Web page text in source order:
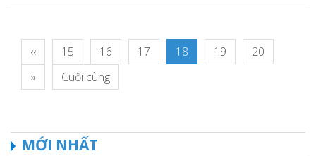
‹‹ 15 16 17 18 19
20
»
Cuối cùng
MỚI NHẤT